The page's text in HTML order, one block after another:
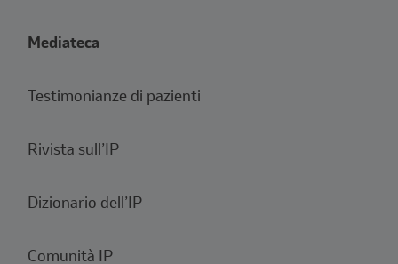
Mediateca
Testimonianze di pazienti
Rivista sull’IP
Dizionario dell’IP
Comunità IP